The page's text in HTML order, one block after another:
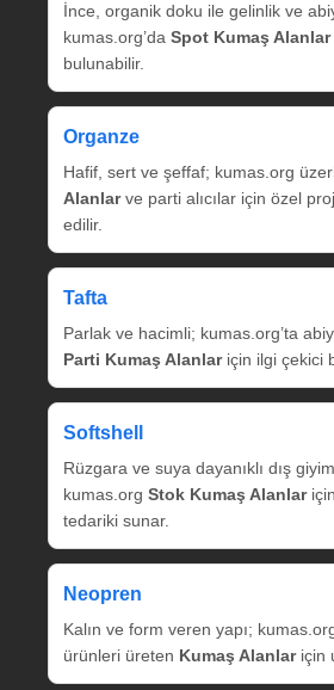
İnce, organik doku ile gelinlik ve
kumas.org’da Spot Kumaş Alanlar
bulunabilir.
Organze
Hafif, sert ve şeffaf; kumas.org
Alanlarve parti alıcılar için özel
edilir.
Tafta
Parlak ve hacimli; kumas.org’ta
Parti Kumaş Alanlariçin ilgi çekici
Softshell
Rüzgara ve suya dayanıklı dış
kumas.org Stok Kumaş Alanlar
tedariki sunar.
Neopren
Kalın ve form veren yapı;
ürünleri üreten Kumaş Alanlariçin